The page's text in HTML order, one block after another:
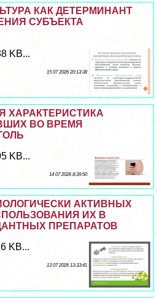
КАК ДЕТЕРМИНАНТ
СУБЪЕКТА
KB...
15 07 2026 20:13:38
ХАРАКТЕРИСТИКА
ВО ВРЕМЯ
KB...
14 07 2026 8:39:50
АКТИВНЫХ
ИХ В
ПРЕПАРАТОВ
KB...
13 07 2026 13:33:41